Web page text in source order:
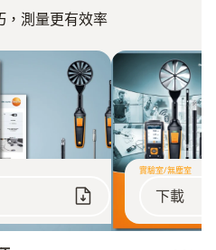
，測量更有效率
實驗室/無塵室
下載